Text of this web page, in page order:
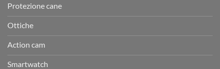
Protezione cane
Ottiche
Action cam
Smartwatch